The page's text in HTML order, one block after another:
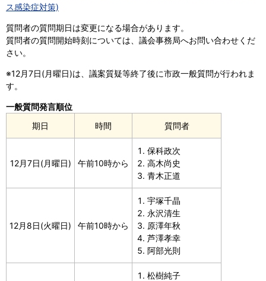
ス感染症対策)
質問者の質問期日は変更になる場合があります。
質問者の質問開始時刻については、議会事務局へお問い合わせくだ
さい。
※12月7日(月曜日)は、議案質疑等終了後に市政一般質問が行われま
す。
期日 時間 質問者
一般質問発言順位
12月7日(月曜日) 午前10時から
保科政次
高木尚史
青木正道
12月8日(火曜日) 午前10時から
宇塚千晶
永沢清生
原澤年秋
芦澤孝幸
阿部光則
松樹純子